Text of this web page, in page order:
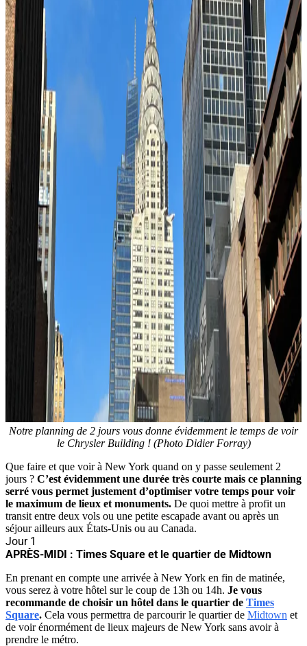
Notre planning de 2 jours vous donne évidemment le temps de voir
le Chrysler Building ! (Photo Didier Forray)
Que faire et que voir à New York quand on y passe seulement 2
jours ? C’est évidemment une durée très courte mais ce planning
serré vous permet justement d’optimiser votre temps pour voir
le maximum de lieux et monuments. De quoi mettre à profit un
transit entre deux vols ou une petite escapade avant ou après un
séjour ailleurs aux États-Unis ou au Canada.
Jour 1
APRÈS-MIDI : Times Square et le quartier de Midtown
En prenant en compte une arrivée à New York en fin de matinée,
vous serez à votre hôtel sur le coup de 13h ou 14h. Je vous
recommande de choisir un hôtel dans le quartier de Times
Square. Cela vous permettra de parcourir le quartier de Midtown et
de voir énormément de lieux majeurs de New York sans avoir à
prendre le métro.